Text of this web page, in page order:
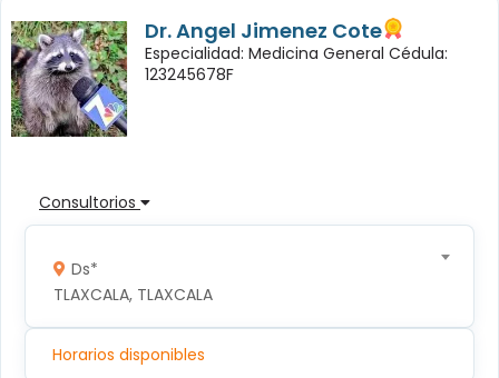
Dr. Angel Jimenez Cote
Especialidad: Medicina General Cédula:
123245678F
Consultorios
Ds*
TLAXCALA, TLAXCALA
Horarios disponibles